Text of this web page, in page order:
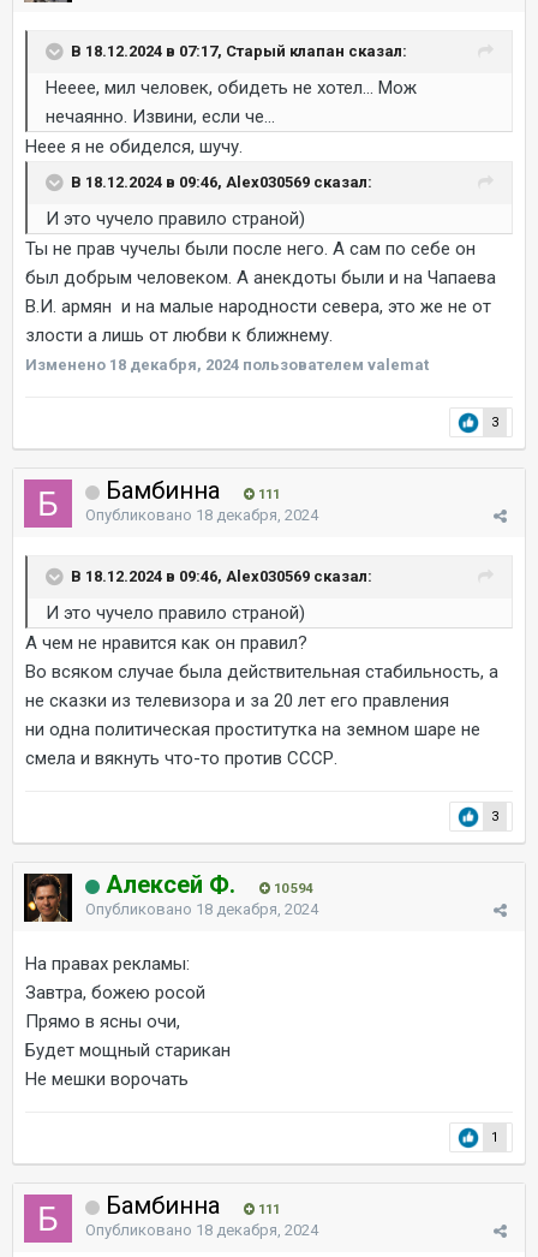
В 18.12.2024 в 07:17, Старый клапан сказал:
Нееее, мил человек, обидеть не хотел... Мож
нечаянно. Извини, если че...
Неее я не обиделся, шучу.
В 18.12.2024 в 09:46, Alex030569 сказал:
И это чучело правило страной)
Ты не прав чучелы были после него. А сам по себе он
был добрым человеком. А анекдоты были и на Чапаева
В.И. армян и на малые народности севера, это же не от
злости а лишь от любви к ближнему.
Изменено 18 декабря, 2024 пользователем valemat
3
Бамбинна 111
Опубликовано 18 декабря, 2024
В 18.12.2024 в 09:46, Alex030569 сказал:
И это чучело правило страной)
А чем не нравится как он правил?
Во всяком случае была действительная стабильность, а
не сказки из телевизора и за 20 лет его правления
ни одна политическая проститутка на земном шаре не
смела и вякнуть что-то против СССР.
3
Алексей Ф. 10 594
Опубликовано 18 декабря, 2024
На правах рекламы:
Завтра, божею росой
Прямо в ясны очи,
Будет мощный старикан
Не мешки ворочать
1
Бамбинна 111
Опубликовано 18 декабря, 2024